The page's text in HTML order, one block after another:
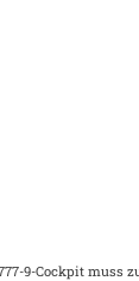
9-Cockpit muss